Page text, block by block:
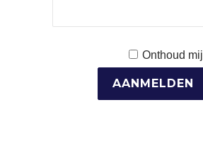
Onthoud mij